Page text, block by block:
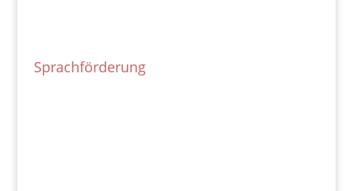
Sprachförderung